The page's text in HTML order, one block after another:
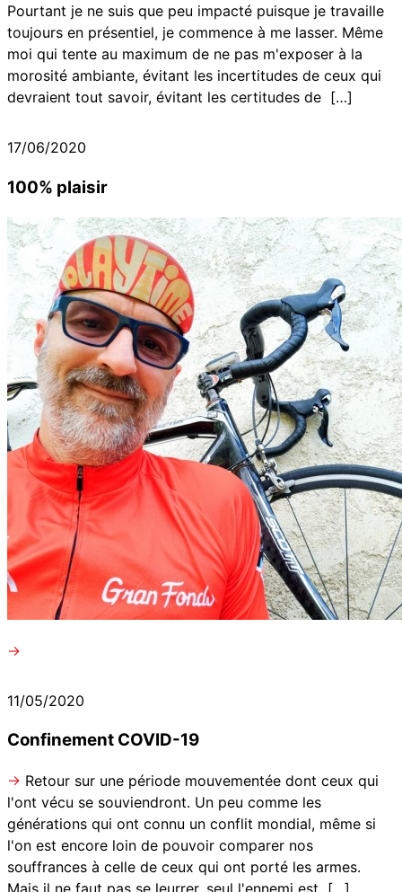
Pourtant je ne suis que peu impacté puisque je travaille
toujours en présentiel, je commence à me lasser. Même
moi qui tente au maximum de ne pas m'exposer à la
morosité ambiante, évitant les incertitudes de ceux qui
devraient tout savoir, évitant les certitudes de […]
17/06/2020
100% plaisir
→
11/05/2020
Confinement COVID-19
→ Retour sur une période mouvementée dont ceux qui
l'ont vécu se souviendront. Un peu comme les
générations qui ont connu un conflit mondial, même si
l'on est encore loin de pouvoir comparer nos
souffrances à celle de ceux qui ont porté les armes.